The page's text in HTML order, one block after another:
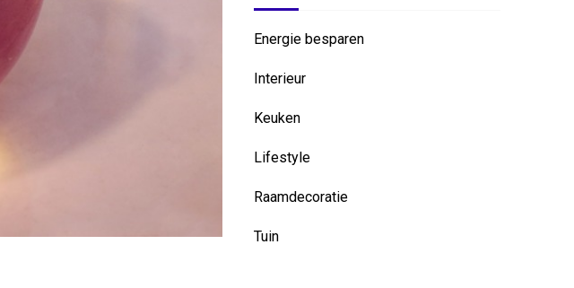
Energie besparen
Interieur
Keuken
Lifestyle
Raamdecoratie
Tuin